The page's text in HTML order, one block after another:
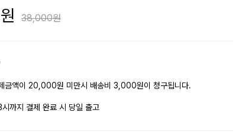
38,000
금액이 20,000원 미만시 배송비 3,000원이 청구됩니다.
시까지 결제 완료 시 당일 출고